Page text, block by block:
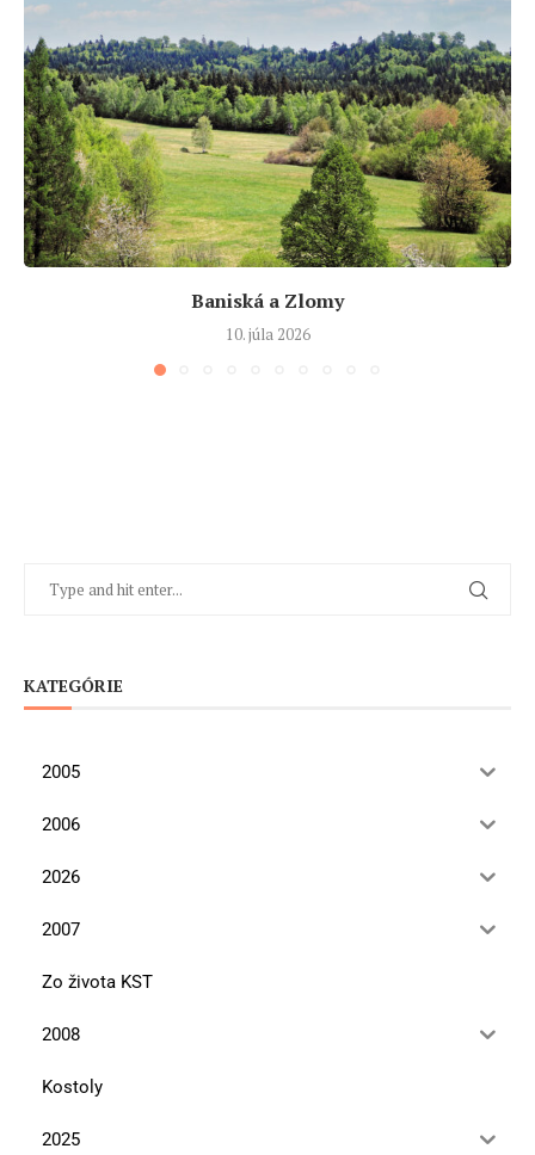
Baniská a Zlomy
10. júla 2026
KATEGÓRIE
2005
2006
2026
2007
Zo života KST
2008
Kostoly
2025